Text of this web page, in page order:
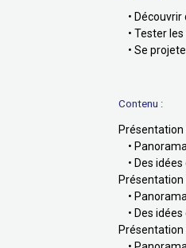
•
• Tester les
• Se
Contenu :
Présentation
• Panorama
• Des
Présentation
• Panorama
• Des
Présentation